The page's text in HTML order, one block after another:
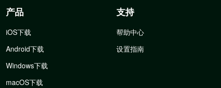
产品
iOS下载
Android下载
Windows下载
macOS下载
支持
帮助中心
设置指南